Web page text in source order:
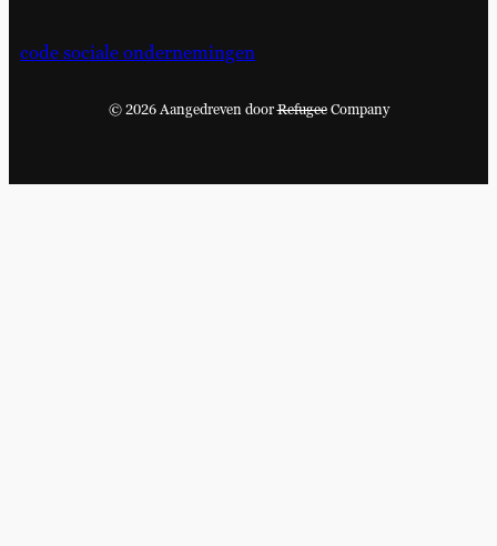
code sociale ondernemingen
© 2026 Aangedreven doorRefugeeCompany